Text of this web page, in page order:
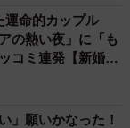
運命的カップル
の熱い夜」に「も
コミ連発【新婚さ
」願いかなった！